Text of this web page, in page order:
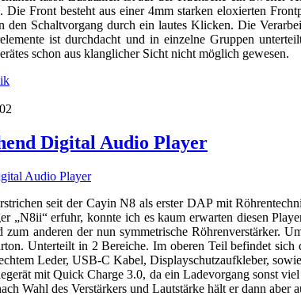
Front besteht aus einer 4mm starken eloxierten
den Schaltvorgang durch ein lautes Klicken. Die
ist durchdacht und in einzelne Gruppen
schon aus klanglicher Sicht nicht möglich gewesen.
Digital Audio Player
seit der Cayin N8 als erster DAP mit
„N8ii“ erfuhr, konnte ich es kaum erwarten diesen
anderen der nun symmetrische Röhrenverstärker.
Unterteilt in 2 Bereiche. Im oberen Teil befindet
Leder, USB-C Kabel, Displayschutzaufkleber,
mit Quick Charge 3.0, da ein Ladevorgang sonst
Wahl des Verstärkers und Lautstärke hält er dann aber